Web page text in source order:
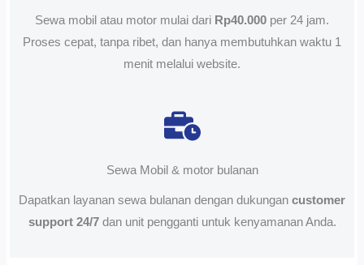
Sewa mobil atau motor mulai dari Rp40.000 per 24 jam.
Proses cepat, tanpa ribet, dan hanya membutuhkan waktu 1
menit melalui website.
Sewa Mobil & motor bulanan
Dapatkan layanan sewa bulanan dengan dukungan customer
support 24/7dan unit pengganti untuk kenyamanan Anda.